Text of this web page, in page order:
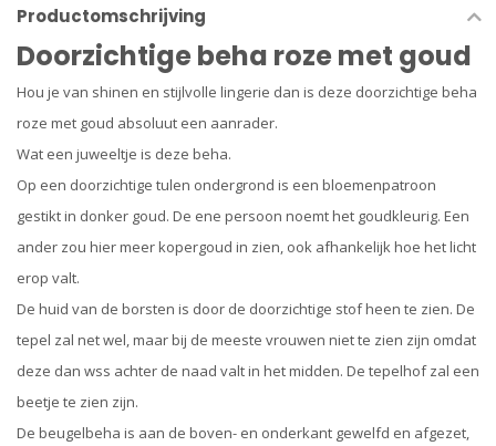
Productomschrijving
Doorzichtige beha roze met goud
Hou je van shinen en stijlvolle lingerie dan is deze doorzichtige beha
roze met goud absoluut een aanrader.
Wat een juweeltje is deze beha.
Op een doorzichtige tulen ondergrond is een bloemenpatroon
gestikt in donker goud. De ene persoon noemt het goudkleurig. Een
ander zou hier meer kopergoud in zien, ook afhankelijk hoe het licht
erop valt.
De huid van de borsten is door de doorzichtige stof heen te zien. De
tepel zal net wel, maar bij de meeste vrouwen niet te zien zijn omdat
deze dan wss achter de naad valt in het midden. De tepelhof zal een
beetje te zien zijn.
De beugelbeha is aan de boven- en onderkant gewelfd en afgezet,